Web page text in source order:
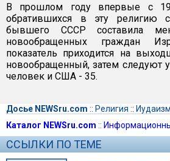
В прошлом году впервые с
обратившихся в эту религию
бывшего СССР составила
новообращенных граждан
показатель приходится на
новообращенный, затем следуют
человек и США - 35.
Досье NEWSru.com :: Религия :: Иудаизм
Каталог NEWSru.com ::
ССЫЛКИ ПО ТЕМЕ